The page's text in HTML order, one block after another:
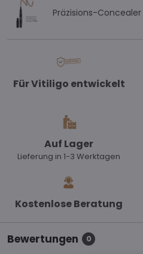
Präzisions-Concealer
Für Vitiligo entwickelt
Auf Lager
Lieferung in 1-3 Werktagen
Kostenlose Beratung
Bewertungen 0